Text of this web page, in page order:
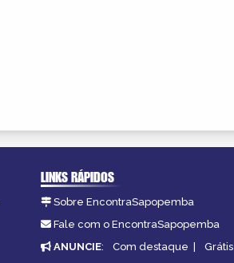
LINKS RÁPIDOS
Sobre EncontraSapopemba
Fale com o EncontraSapopemba
ANUNCIE: Com destaque | Grátis